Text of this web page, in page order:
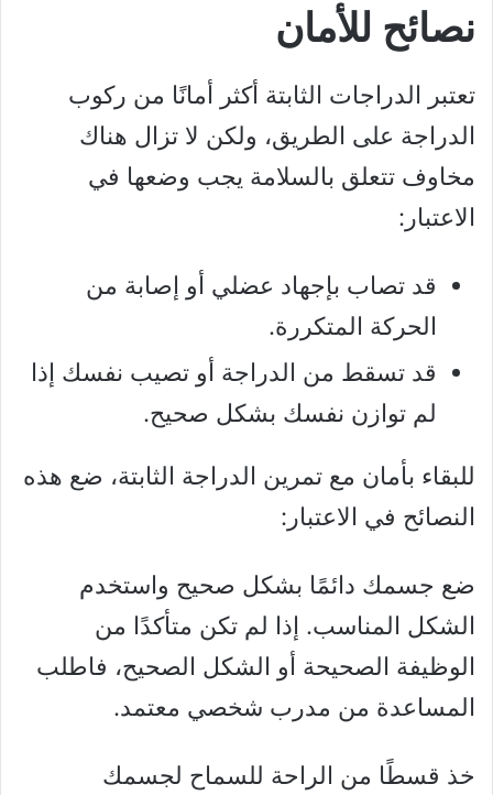
نصائح للأمان
تعتبر الدراجات الثابتة أكثر أمانًا من ركوب
الدراجة على الطريق، ولكن لا تزال هناك
مخاوف تتعلق بالسلامة يجب وضعها في
الاعتبار:
قد تصاب بإجهاد عضلي أو إصابة من
الحركة المتكررة.
قد تسقط من الدراجة أو تصيب نفسك إذا
لم توازن نفسك بشكل صحيح.
للبقاء بأمان مع تمرين الدراجة الثابتة، ضع هذه
النصائح في الاعتبار:
ضع جسمك دائمًا بشكل صحيح واستخدم
الشكل المناسب. إذا لم تكن متأكدًا من
الوظيفة الصحيحة أو الشكل الصحيح، فاطلب
المساعدة من مدرب شخصي معتمد.
خذ قسطًا من الراحة للسماح لجسمك